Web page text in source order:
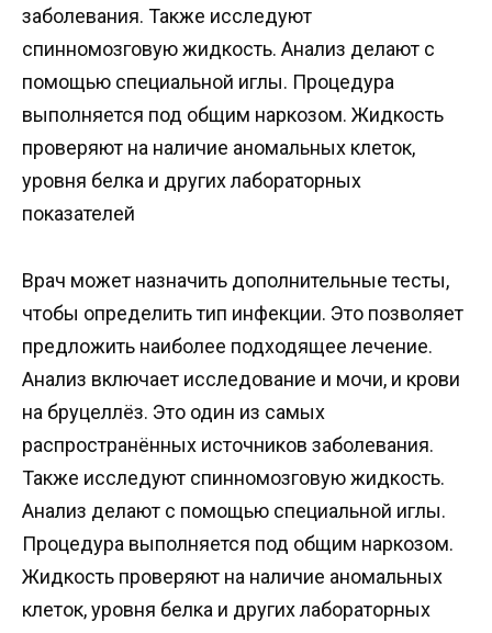
заболевания. Также исследуют
спинномозговую жидкость. Анализ делают с
помощью специальной иглы. Процедура
выполняется под общим наркозом. Жидкость
проверяют на наличие аномальных клеток,
уровня белка и других лабораторных
показателей
Врач может назначить дополнительные тесты,
чтобы определить тип инфекции. Это позволяет
предложить наиболее подходящее лечение.
Анализ включает исследование и мочи, и крови
на бруцеллёз. Это один из самых
распространённых источников заболевания.
Также исследуют спинномозговую жидкость.
Анализ делают с помощью специальной иглы.
Процедура выполняется под общим наркозом.
Жидкость проверяют на наличие аномальных
клеток, уровня белка и других лабораторных